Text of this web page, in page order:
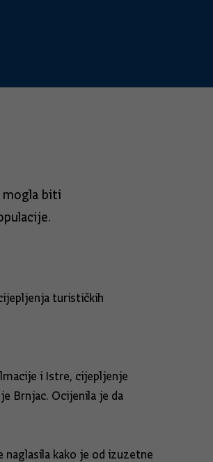
mogla biti
turističkih
i Istre, cijepljenje
Brnjac. Ocijenila je da
kako je od izuzetne